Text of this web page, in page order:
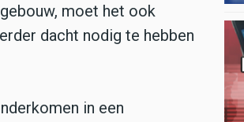
moet het ook
dacht nodig te hebben
in een